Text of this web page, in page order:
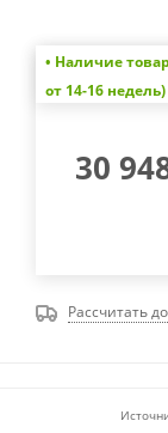
• Наличие
от 14-16 недель)
30
Рассчитать